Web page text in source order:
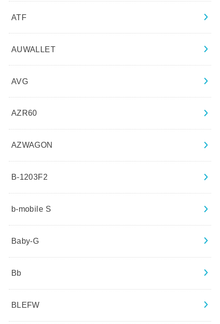
ATF
AUWALLET
AVG
AZR60
AZWAGON
B-1203F2
b-mobile S
Baby-G
Bb
BLEFW